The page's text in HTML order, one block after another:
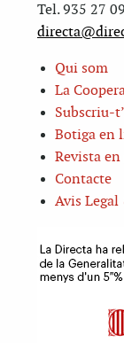
Tel. 935 27
Qui som
La
Subscriu-
Botiga en
Revista en
Contacte
Avis